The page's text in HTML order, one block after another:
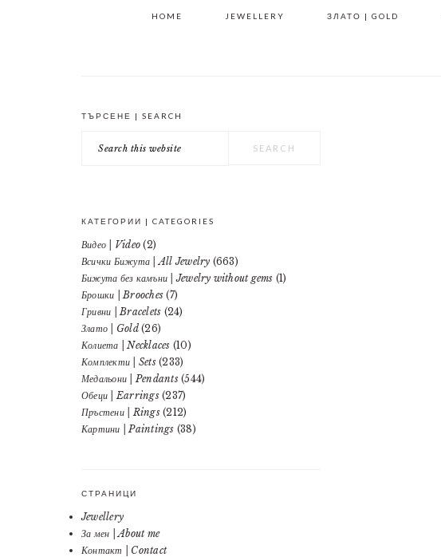
HOME JEWELLERY ЗЛАТО | GOLD
PRIMARY
SIDEBAR
ТЪРСЕНЕ | SEARCH
this
КАТЕГОРИИ | CATEGORIES
Видео | Video (2)
Всички Бижута | All Jewelry (663)
Бижута без камъни | Jewelry without gems (1)
Брошки | Brooches (7)
Гривни | Bracelets (24)
Злато | Gold(26)
Колиета | Necklaces (10)
Комплекти | Sets(233)
Медальони | Pendants(544)
Обеци | Earrings(237)
Пръстени | Rings(212)
Картини | Paintings (38)
СТРАНИЦИ
Jewellery
За мен | About me
Контакт | Contact